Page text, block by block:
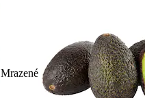
Mrazené